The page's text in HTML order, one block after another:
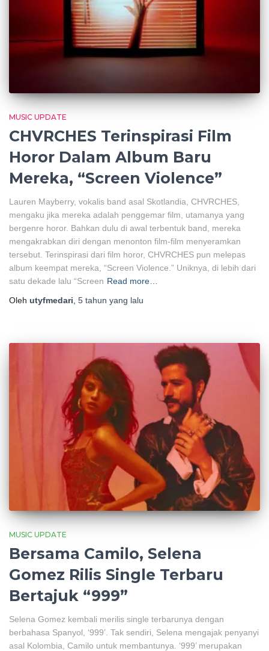
MUSIC UPDATE
CHVRCHES Terinspirasi Film
Horor Dalam Album Baru
Mereka, “Screen Violence”
Lauren Mayberry, vokalis band asal Skotlandia, CHVRCHES,
mengaku jika mereka adalah penggemar film, utamanya yang
bergenre horor. Bahkan dulu di awal terbentuk band, mereka
mengakrabkan diri dengan menonton film-film menyeramkan
tersebut. Terinspirasi dari film horor, CHVRCHES pun melepas
album keempat mereka, “Screen Violence.” Uniknya, di lebih dari
satu dekade lalu “Screen Read more…
Oleh utyfmedari, 5 tahun yang lalu
MUSIC UPDATE
Bersama Camilo, Selena
Gomez Rilis Single Terbaru
Bertajuk “999”
Selena Gomez kembali merilis single terbarunya dengan
berbahasa Spanyol, ‘999’. Tak sendiri, Selena mengajak penyanyi
asal Kolombia, Camilo untuk membantunya. ‘999’ merupakan